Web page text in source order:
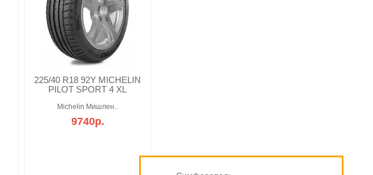
225/40 R18 92Y MICHELIN
PILOT SPORT 4 XL
Michelin Мишлен..
9740р.